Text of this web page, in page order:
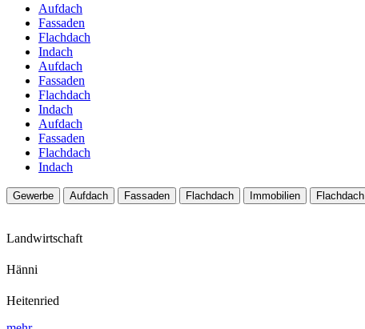
Aufdach
Fassaden
Flachdach
Indach
Aufdach
Fassaden
Flachdach
Indach
Aufdach
Fassaden
Flachdach
Indach
Gewerbe Aufdach Fassaden Flachdach Immobilien Flachdach
Landwirtschaft
Hänni
Heitenried